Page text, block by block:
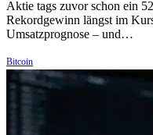
Aktie tags zuvor schon ein
Rekordgewinn längst im
Umsatzprognose – und…
Bitcoin